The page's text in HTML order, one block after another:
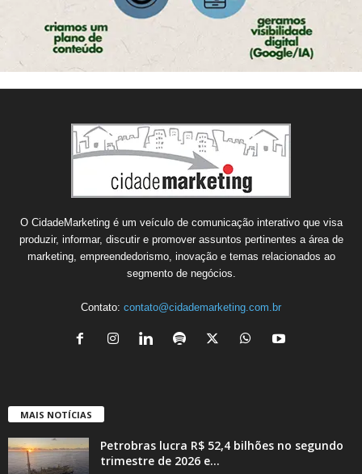
O CidadeMarketing é um veículo de comunicação interativo que visa
produzir, informar, discutir e promover assuntos pertinentes a área de
marketing, empreendedorismo, inovação e temas relacionados ao
segmento de negócios.
Contato: contato@cidademarketing.com.br
MAIS NOTÍCIAS
Petrobras lucra R$ 52,4 bilhões no segundo
trimestre de 2026 e...